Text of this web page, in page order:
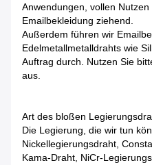
Anwendungen, vollen
Emailbekleidung ziehend.
Außerdem führen wir
Edelmetallmetalldrahts wie
Auftrag durch. Nutzen Sie
aus.
Art des bloßen
Die Legierung, die wir tun
Nickellegierungsdraht,
Kama-Draht, NiCr-